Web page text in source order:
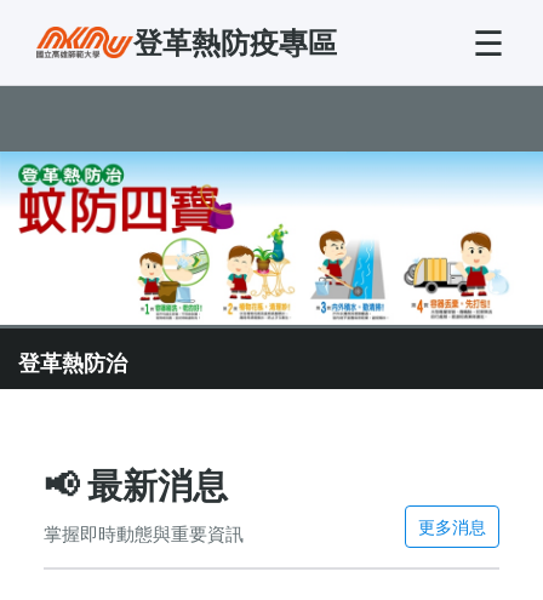
登革熱防疫專區 ☰
登革熱防治
📢最新消息
掌握即時動態與重要資訊 更多消息